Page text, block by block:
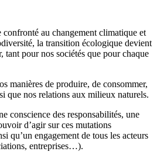
confronté au changement climatique et
la transition écologique devient
tant pour nos sociétés que pour chaque
manières de produire, de consommer,
que nos relations aux milieux naturels.
conscience des responsabilités, une
d’agir sur ces mutations
qu’un engagement de tous les acteurs
entreprises…).